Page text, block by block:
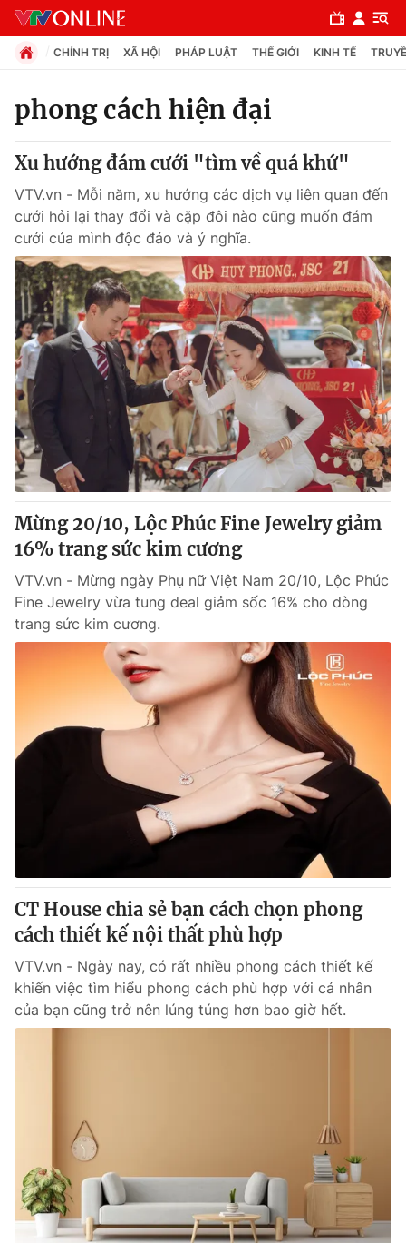
Chuyên mục
Xã hội
Pháp luật
Y tế
Thế giới
Tin tức
Thế giới đó đây
Câu chuyện quốc tế
Kinh tế
Tài chính
Thị trường
Góc doanh nghiệp
Dữ liệu và đời sống
Truyền hình
Phim VTV
Hậu trường
Giải sao mai
Giải trí
Điện ảnh
Làm đẹp
Chất lượng cuộc sống
Tuyển sinh
Học trực tuyến
Công nghệ
Hitech Công nghệ tương lai
Thị trường
Tư vấn
Giao lưu trực tuyến
Chuyên mục khác
Emagazine Podcast
Photo Infographic
VTV Money
VTV Sức khoẻ Bất động sản
Thị trường 24h Tấm lòng Việt
CHÍNH TRỊ XÃ HỘI PHÁP LUẬT THẾ GIỚI KINH TẾ
phong cách hiện đại
Xu hướng đám cưới "tìm về quá khứ"
VTV.vn - Mỗi năm, xu hướng các dịch vụ liên quan đến
cưới hỏi lại thay đổi và cặp đôi nào cũng muốn đám
cưới của mình độc đáo và ý nghĩa.
Mừng 20/10, Lộc Phúc Fine Jewelry giảm
16% trang sức kim cương
VTV.vn - Mừng ngày Phụ nữ Việt Nam 20/10, Lộc Phúc
Fine Jewelry vừa tung deal giảm sốc 16% cho dòng
trang sức kim cương.
CT House chia sẻ bạn cách chọn phong
cách thiết kế nội thất phù hợp
VTV.vn - Ngày nay, có rất nhiều phong cách thiết kế
khiến việc tìm hiểu phong cách phù hợp với cá nhân
của bạn cũng trở nên lúng túng hơn bao giờ hết.